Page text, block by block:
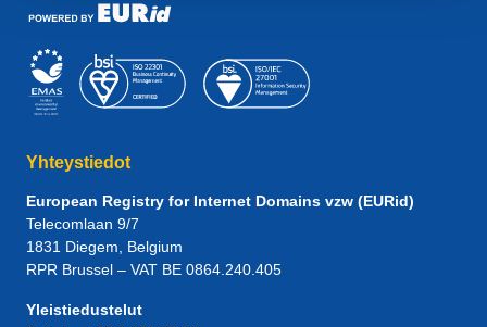
Yhteystiedot
European Registry for Internet Domains vzw (EURid)
Telecomlaan 9/7
1831 Diegem , Belgium
RPR Brussel – VAT BE 0864.240.405
Yleistiedustelut